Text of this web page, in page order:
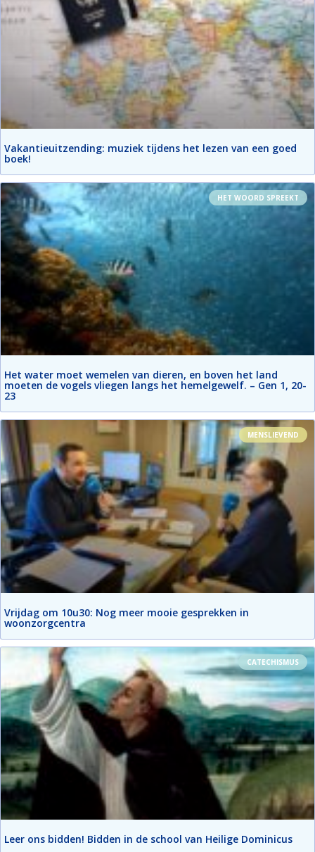
Vakantieuitzending: muziek tijdens het lezen van een goed
boek!
HET WOORD SPREEKT
Het water moet wemelen van dieren, en boven het land
moeten de vogels vliegen langs het hemelgewelf. – Gen 1, 20-
23
MENSLIEVEND
Vrijdag om 10u30: Nog meer mooie gesprekken in
woonzorgcentra
CATECHISMUS
Leer ons bidden! Bidden in de school van Heilige Dominicus